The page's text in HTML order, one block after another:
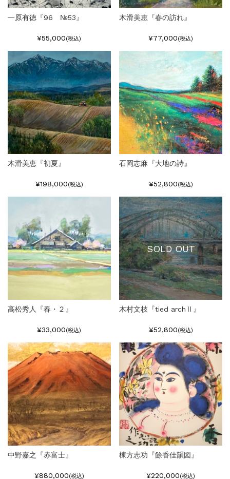
一原有徳『96 №53』
¥55,000(税込)
木滑美恵『春の訪れ』
¥77,000(税込)
木滑美恵『初夏』
¥198,000(税込)
石岡志麻『大地の詩』
¥52,800(税込)
高松秀人『春・２』
¥33,000(税込)
SOLD OUT
木村文枝『tied archⅡ』
¥52,800(税込)
中野嘉之『赤富士』
¥880,000(税込)
棟方志功『餘香佳韻図』
¥220,000(税込)